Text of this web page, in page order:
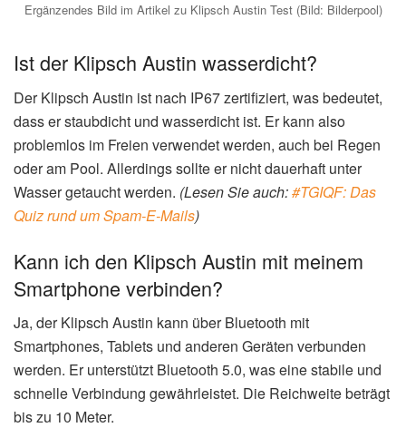
Ergänzendes Bild im Artikel zu Klipsch Austin Test (Bild: Bilderpool)
Ist der Klipsch Austin wasserdicht?
Der Klipsch Austin ist nach IP67 zertifiziert, was bedeutet,
dass er staubdicht und wasserdicht ist. Er kann also
problemlos im Freien verwendet werden, auch bei Regen
oder am Pool. Allerdings sollte er nicht dauerhaft unter
Wasser getaucht werden. (Lesen Sie auch:#TGIQF: Das
Quiz rund um Spam-E-Mails)
Kann ich den Klipsch Austin mit meinem
Smartphone verbinden?
Ja, der Klipsch Austin kann über Bluetooth mit
Smartphones, Tablets und anderen Geräten verbunden
werden. Er unterstützt Bluetooth 5.0, was eine stabile und
schnelle Verbindung gewährleistet. Die Reichweite beträgt
bis zu 10 Meter.